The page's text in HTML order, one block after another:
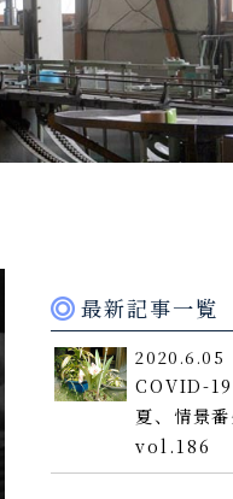
最新記事一覧
2020.6.05
COVID-19
夏、情景
vol.186